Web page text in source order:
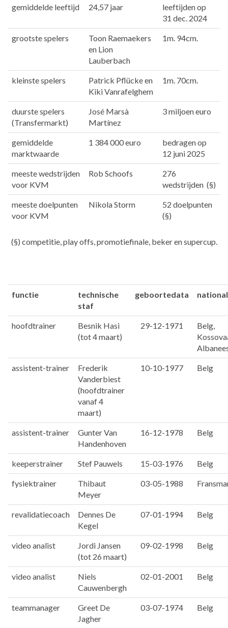
gemiddelde leeftijd 24,57 jaar
leeftijden op
31 dec. 2024
grootste spelers
Toon Raemaekers
en Lion
Lauberbach
1m. 94cm.
kleinste spelers
Patrick Pflücke en
Kiki Vanrafelghem
1m. 70cm.
duurste spelers
(Transfermarkt)
José Marsà
Martínez
3 miljoen euro
gemiddelde
marktwaarde
1 384 000 euro
bedragen op
12 juni 2025
meeste wedstrijden
voor KVM
Rob Schoofs
276
wedstrijden (§)
meeste doelpunten
voor KVM
Nikola Storm
52 doelpunten
(§)
(§) competitie, play offs, promotiefinale, beker en supercup.
functie
technische
staf
geboortedata
hoofdtrainer
Besnik Hasi
(tot 4 maart)
29-12-1971
Belg,
assistent-trainer
Frederik
Vanderbiest
(hoofdtrainer
vanaf 4
maart)
10-10-1977 Belg
assistent-trainer
Gunter Van
Handenhoven
16-12-1978 Belg
keeperstrainer Stef Pauwels 15-03-1976 Belg
fysiektrainer
Thibaut
Meyer
03-05-1988
revalidatiecoach
Dennes De
Kegel
07-01-1994 Belg
video analist
Jordi Jansen
(tot 26 maart)
09-02-1998 Belg
video analist
Niels
Cauwenbergh
02-01-2001 Belg
teammanager
Greet De
Jagher
03-07-1974 Belg